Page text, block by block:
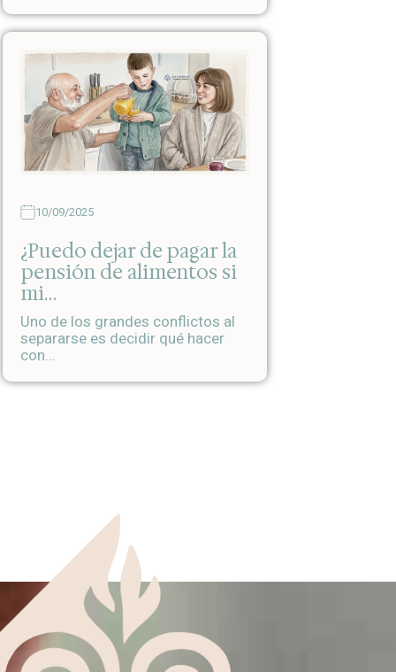
10/09/2025
¿Puedo dejar de pagar la
pensión de alimentos si
mi…
Uno de los grandes conflictos al
separarse es decidir qué hacer
con…